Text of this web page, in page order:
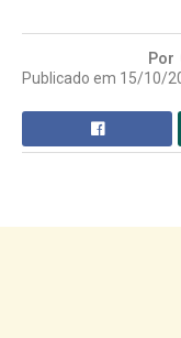
Por
Publicado em 15/10/